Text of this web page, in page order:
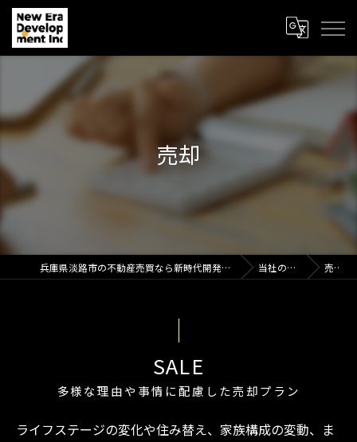
売却
兵庫県淡路市の不動産売買なら新時代開発株式会社 当社の特徴 売却
多様な理由や事情に配慮した売却プラン
SALE
ライフステージの変化や住み替え、家族構成の変動、ま